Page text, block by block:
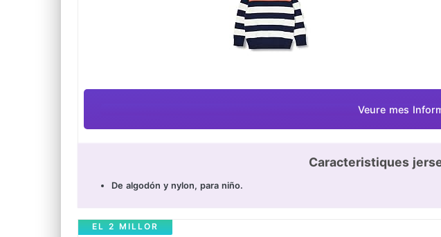
Veure mes
Caracteristiques
De algodón y nylon, para niño.
EL 2 MILLOR